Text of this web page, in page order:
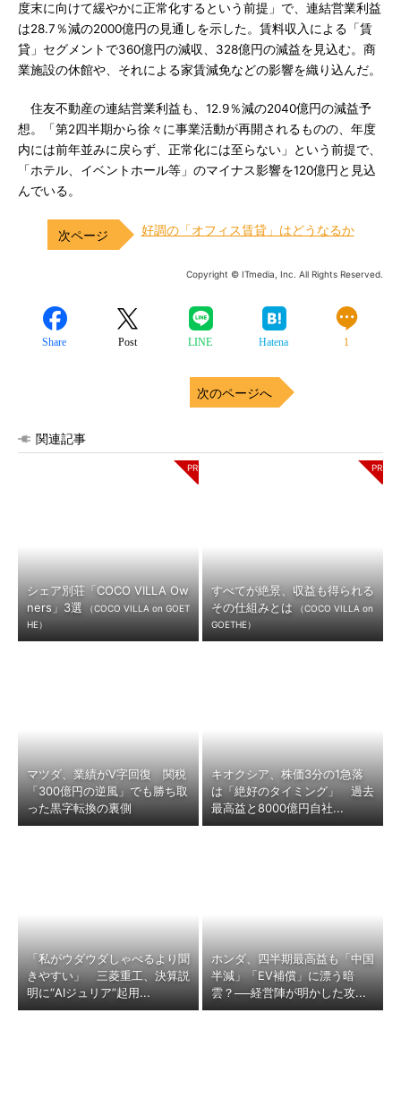
度末に向けて緩やかに正常化するという前提」で、連結営業利益
は28.7％減の2000億円の見通しを示した。賃料収入による「賃
貸」セグメントで360億円の減収、328億円の減益を見込む。商
業施設の休館や、それによる家賃減免などの影響を織り込んだ。
住友不動産の連結営業利益も、12.9％減の2040億円の減益予
想。「第2四半期から徐々に事業活動が再開されるものの、年度
内には前年並みに戻らず、正常化には至らない」という前提で、
「ホテル、イベントホール等」のマイナス影響を120億円と見込
んでいる。
好調の「オフィス賃貸」はどうなるか
Copyright © ITmedia, Inc. All Rights Reserved.
Share Post LINE Hatena 1
次のページへ
関連記事
シェア別荘「COCO VILLA Ow
ners」3選
（COCO VILLA on GOET
HE）
すべてが絶景、収益も得られる
その仕組みとは
（COCO VILLA on
GOETHE）
マツダ、業績がV字回復 関税
「300億円の逆風」でも勝ち取
った黒字転換の裏側
キオクシア、株価3分の1急落
は「絶好のタイミング」 過去
最高益と8000億円自社...
「私がウダウダしゃべるより聞
きやすい」 三菱重工、決算説
明に“AIジュリア”起用...
ホンダ、四半期最高益も「中国
半減」「EV補償」に漂う暗
雲？──経営陣が明かした攻...